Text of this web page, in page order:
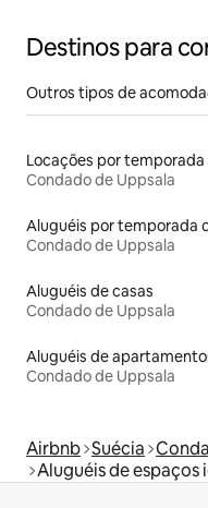
Destinos para
Outros tipos de
Condado de Uppsala
Condado de Uppsala
Aluguéis de casas
Condado de Uppsala
Aluguéis de
Condado de Uppsala
Airbnb Suécia
Aluguéis de espaços